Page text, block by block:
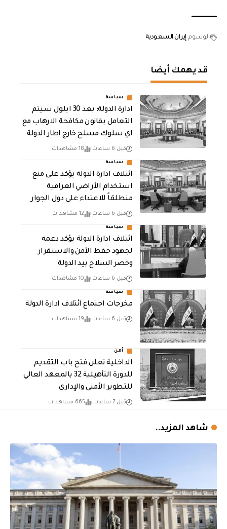
الوسوم إيران السعودية
قد يهمك أيضا
سياسة
ادارة الدولة: بعد 30 ايلول سيتم
التعامل بقانون مكافحة الارهاب مع
اي سلوك مسلح خارج اطار الدولة
قبل 6 ساعات 18 مشاهدات
سياسة
ائتلاف ادارة الدولة يؤكد على منع
استخدام الأراضي العراقية
منطلقاً للاعتداء على دول الجوار
قبل 6 ساعات 12 مشاهدات
سياسة
ائتلاف ادارة الدولة يؤكد دعمه
لجهود حفظ الأمن والاستقرار
وحصر السلاح بيد الدولة
قبل 6 ساعات 10 مشاهدات
سياسة
مخرجات اجتماع ائتلاف ادارة الدولة
قبل 6 ساعات 19 مشاهدات
أمن
الداخلية تعلن فتح باب التقديم
للدورة التأهيلية 32 بالمعهد العالي
للتطوير الأمني والإداري
قبل 7 ساعات 665 مشاهدات
شاهد المزيد..